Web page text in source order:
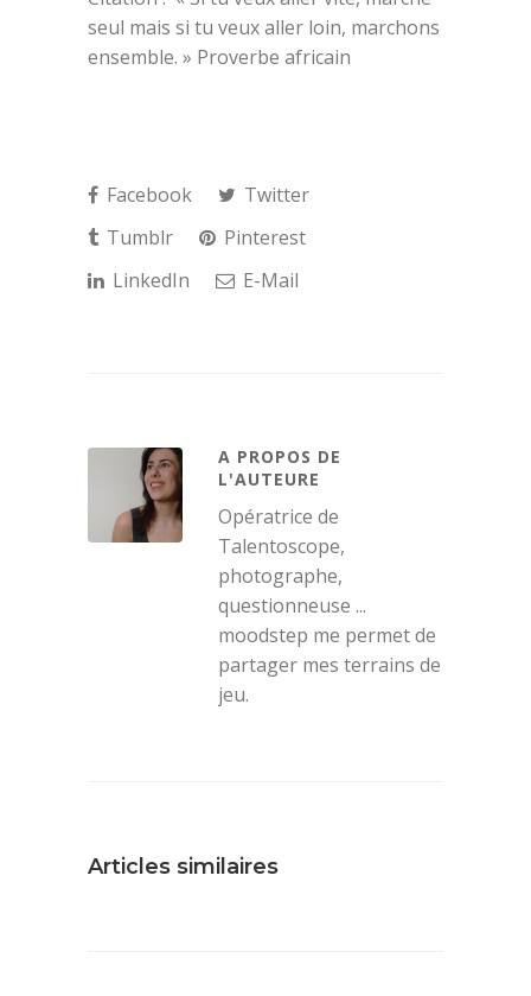
seul mais si tu veux aller loin, marchons
ensemble. » Proverbe africain
Facebook
Twitter
Tumblr
Pinterest
LinkedIn
E-Mail
A PROPOS DE
L'AUTEURE
Opératrice de
Talentoscope,
photographe,
questionneuse ...
moodstep me permet de
partager mes terrains de
jeu.
Articles similaires